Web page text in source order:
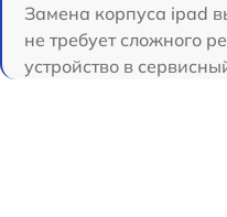
Замена корпуса ipad
не требует сложного
устройство в